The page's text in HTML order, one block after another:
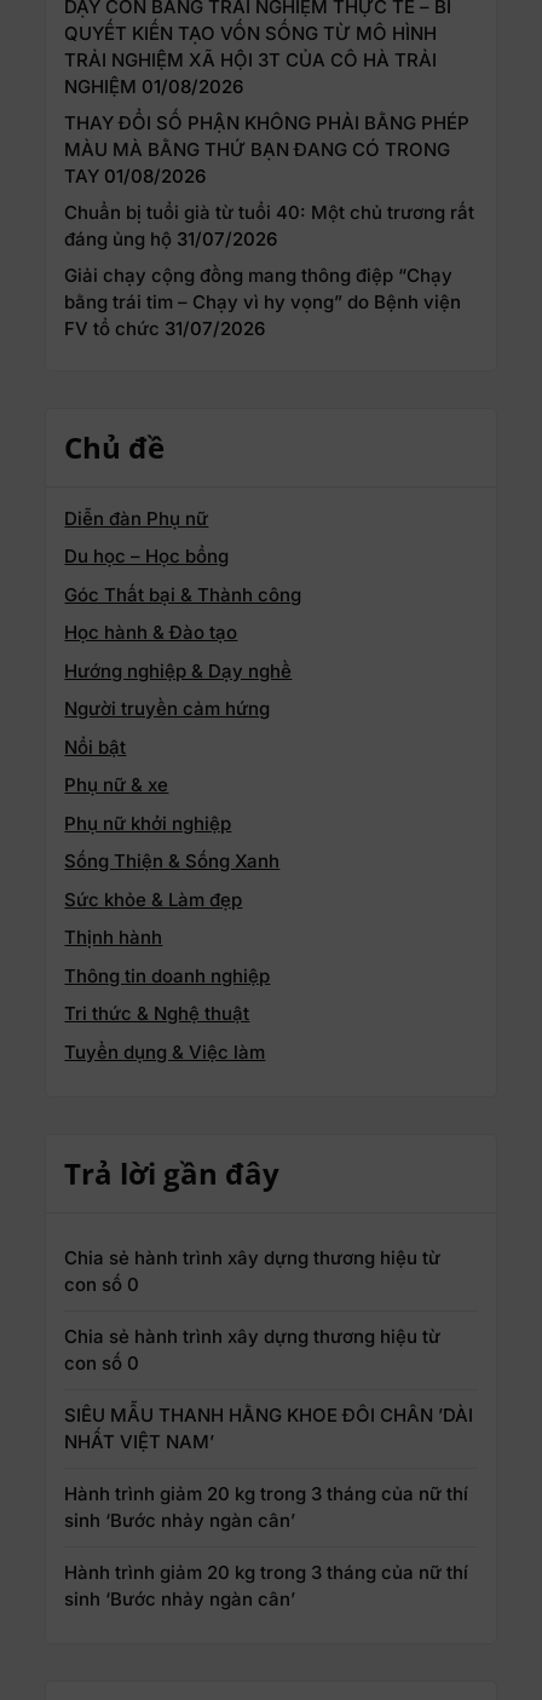
DẠY CON BẰNG TRẢI NGHIỆM THỰC TẾ – BÍ
QUYẾT KIẾN TẠO VỐN SỐNG TỪ MÔ HÌNH
TRẢI NGHIỆM XÃ HỘI 3T CỦA CÔ HÀ TRẢI
NGHIỆM 01/08/2026
THAY ĐỔI SỐ PHẬN KHÔNG PHẢI BẰNG PHÉP
MÀU MÀ BẰNG THỨ BẠN ĐANG CÓ TRONG
TAY 01/08/2026
Chuẩn bị tuổi già từ tuổi 40: Một chủ trương rất
đáng ủng hộ 31/07/2026
Giải chạy cộng đồng mang thông điệp “Chạy
bằng trái tim – Chạy vì hy vọng” do Bệnh viện
FV tổ chức 31/07/2026
Chủ đề
Diễn đàn Phụ nữ
Du học – Học bổng
Góc Thất bại & Thành công
Học hành & Đào tạo
Hướng nghiệp & Dạy nghề
Người truyền cảm hứng
Nổi bật
Phụ nữ & xe
Phụ nữ khởi nghiệp
Sống Thiện & Sống Xanh
Sức khỏe & Làm đẹp
Thịnh hành
Thông tin doanh nghiệp
Tri thức & Nghệ thuật
Tuyển dụng & Việc làm
Trả lời gần đây
Chia sẻ hành trình xây dựng thương hiệu từ
con số 0
Chia sẻ hành trình xây dựng thương hiệu từ
con số 0
SIÊU MẪU THANH HẰNG KHOE ĐÔI CHÂN ’DÀI
NHẤT VIỆT NAM’
Hành trình giảm 20 kg trong 3 tháng của nữ thí
sinh ‘Bước nhảy ngàn cân’
Hành trình giảm 20 kg trong 3 tháng của nữ thí
sinh ‘Bước nhảy ngàn cân’